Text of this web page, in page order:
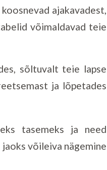
ajakavadest,
võimaldavad teie
sõltuvalt teie lapse
ja lõpetades
tasemeks ja need
võileiva nägemine